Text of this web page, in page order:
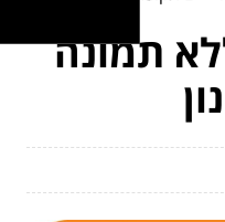
תמונה